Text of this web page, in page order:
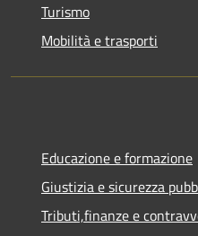
Turismo
Mobilità e trasporti
Educazione e formazione
Giustizia e sicurezza
Tributi,finanze e